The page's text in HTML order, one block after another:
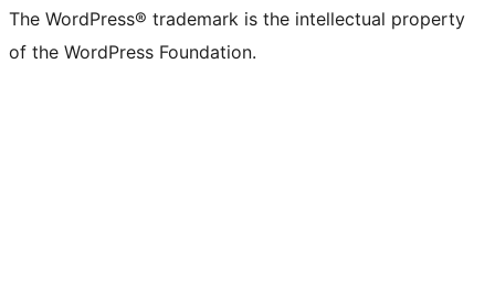
The WordPress® trademark is the intellectual property
of the WordPress Foundation.